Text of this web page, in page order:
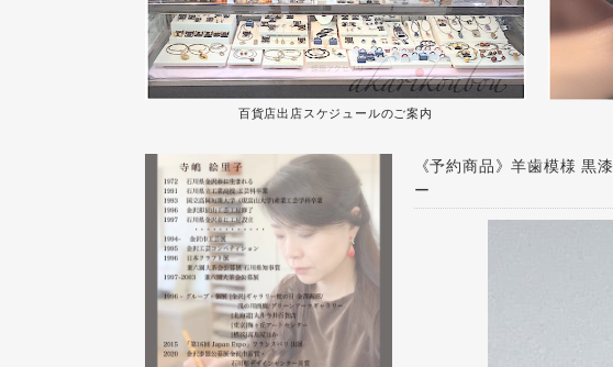
百貨店出店スケジュールのご案内
《予約商品》羊歯模様 黒
ー